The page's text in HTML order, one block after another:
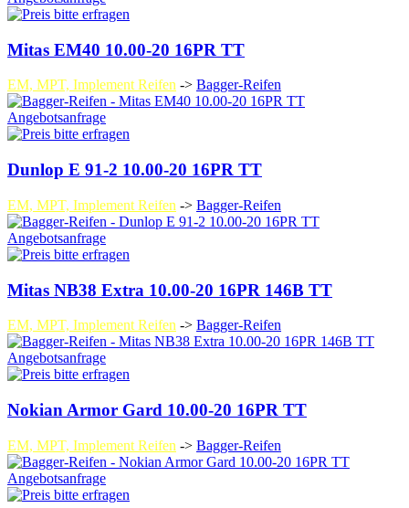
Mitas EM40 10.00-20 16PR TT
EM, MPT, Implement Reifen -> Bagger-Reifen
Angebotsanfrage
Dunlop E 91-2 10.00-20 16PR TT
EM, MPT, Implement Reifen -> Bagger-Reifen
Angebotsanfrage
Mitas NB38 Extra 10.00-20 16PR 146B TT
EM, MPT, Implement Reifen -> Bagger-Reifen
Angebotsanfrage
Nokian Armor Gard 10.00-20 16PR TT
EM, MPT, Implement Reifen -> Bagger-Reifen
Angebotsanfrage